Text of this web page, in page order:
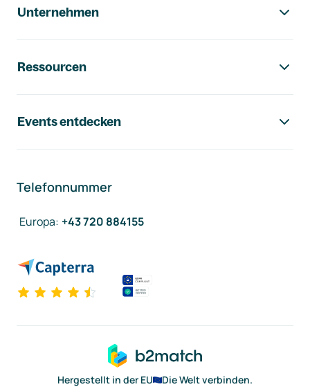
Unternehmen
Ressourcen
Events entdecken
Telefonnummer
Europa: +43 720 884155
Hergestellt in der EU
Die Welt verbinden.